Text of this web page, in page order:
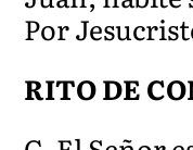
Por
RITO DE